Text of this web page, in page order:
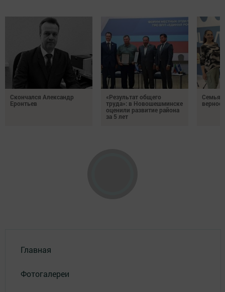
Скончался Александр
Еронтьев
«Результат общего
труда»: в Новошешминске
оценили развитие района
за 5 лет
Семья
Главная
Фотогалереи